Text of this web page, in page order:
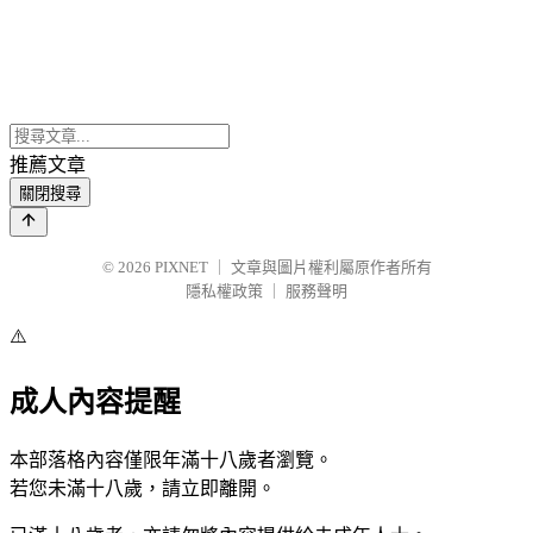
推薦文章
關閉搜尋
© 2026 PIXNET
文章與圖片權利屬原作者所有
隱私權政策
服務聲明
⚠️
成人內容提醒
本部落格內容僅限年滿十八歲者瀏覽。
若您未滿十八歲，請立即離開。